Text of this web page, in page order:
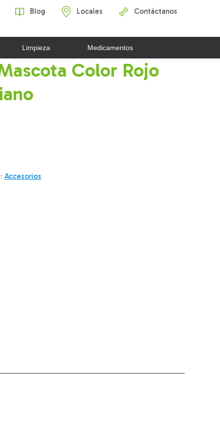
Blog Locales Contáctanos
Limpieza Medicamentos
Color Rojo
Accesorios